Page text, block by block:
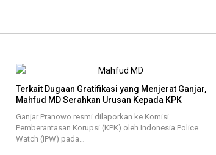
Terkait Dugaan Gratifikasi yang Menjerat Ganjar,
Mahfud MD Serahkan Urusan Kepada KPK
Ganjar Pranowo resmi dilaporkan ke Komisi
Pemberantasan Korupsi (KPK) oleh Indonesia Police
Watch (IPW) pada…